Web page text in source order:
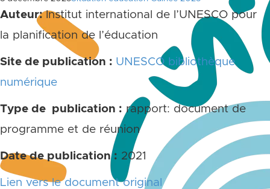
Auteur:Institut international de l’UNESCO pour
la planification de l’éducation
Site de publication : UNESCO bibliothèque
numérique
Type de publication : rapport: document de
programme et de réunion
Date de publication : 2021
Lien vers le document original